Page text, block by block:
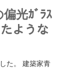
光ｶﾞﾗｽ
ような
た。 建築家青